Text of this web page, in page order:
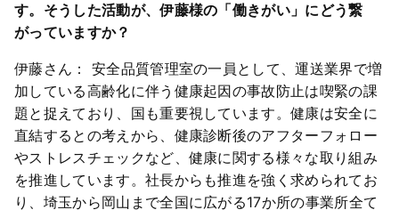
す。そうした活動が、伊藤様の「働きがい」にどう繋
がっていますか？
伊藤さん： 安全品質管理室の一員として、運送業界で増
加している高齢化に伴う健康起因の事故防止は喫緊の課
題と捉えており、国も重要視しています。健康は安全に
直結するとの考えから、健康診断後のアフターフォロー
やストレスチェックなど、健康に関する様々な取り組み
を推進しています。社長からも推進を強く求められてお
り、埼玉から岡山まで全国に広がる17か所の事業所全て